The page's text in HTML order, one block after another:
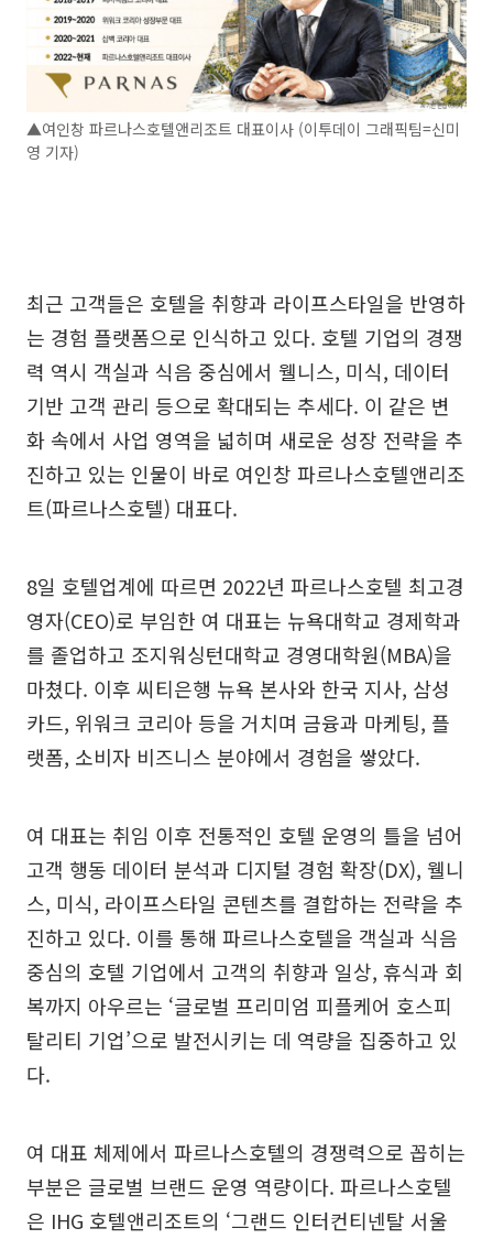
▲여인창 파르나스호텔앤리조트 대표이사 (이투데이 그래픽팀=신미
영 기자)
최근 고객들은 호텔을 취향과 라이프스타일을 반영하
는 경험 플랫폼으로 인식하고 있다. 호텔 기업의 경쟁
력 역시 객실과 식음 중심에서 웰니스, 미식, 데이터
기반 고객 관리 등으로 확대되는 추세다. 이 같은 변
화 속에서 사업 영역을 넓히며 새로운 성장 전략을 추
진하고 있는 인물이 바로 여인창 파르나스호텔앤리조
트(파르나스호텔) 대표다.
8일 호텔업계에 따르면 2022년 파르나스호텔 최고경
영자(CEO)로 부임한 여 대표는 뉴욕대학교 경제학과
를 졸업하고 조지워싱턴대학교 경영대학원(MBA)을
마쳤다. 이후 씨티은행 뉴욕 본사와 한국 지사, 삼성
카드, 위워크 코리아 등을 거치며 금융과 마케팅, 플
랫폼, 소비자 비즈니스 분야에서 경험을 쌓았다.
여 대표는 취임 이후 전통적인 호텔 운영의 틀을 넘어
고객 행동 데이터 분석과 디지털 경험 확장(DX), 웰니
스, 미식, 라이프스타일 콘텐츠를 결합하는 전략을 추
진하고 있다. 이를 통해 파르나스호텔을 객실과 식음
중심의 호텔 기업에서 고객의 취향과 일상, 휴식과 회
복까지 아우르는 ‘글로벌 프리미엄 피플케어 호스피
탈리티 기업’으로 발전시키는 데 역량을 집중하고 있
다.
여 대표 체제에서 파르나스호텔의 경쟁력으로 꼽히는
부분은 글로벌 브랜드 운영 역량이다. 파르나스호텔
은 IHG 호텔앤리조트의 ‘그랜드 인터컨티넨탈 서울